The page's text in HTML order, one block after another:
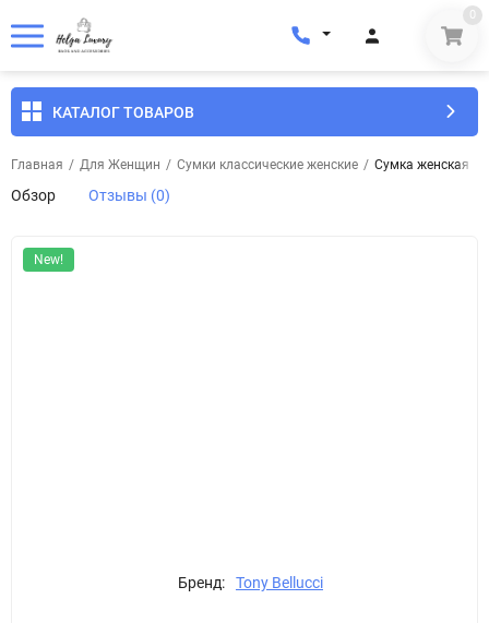
0
КАТАЛОГ ТОВАРОВ
Главная / Для Женщин / Сумки классические женские / Сумка женская
Обзор Отзывы (0)
New!
Бренд: Tony Bellucci